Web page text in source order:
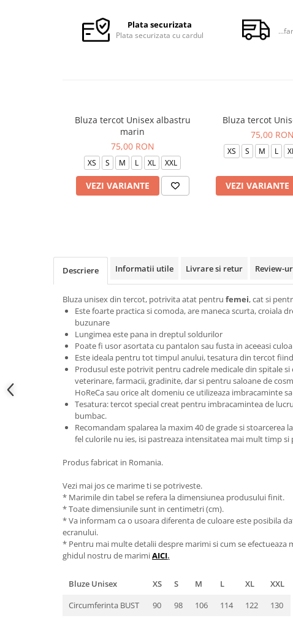
Tricouri de lucru
Facebook
Plata securizata
Plata securizata cu cardul
Bluza tercot Unisex albastru
marin
75,00 RON
XS S M L XL XXL
VEZI VARIANTE
Bluza tercot
75,00 RON
XS S M L
VEZI VARIANTE
Descriere Informatii utile Livrare si retur Review-
Bluza unisex din tercot, potrivita atat pentru femei, cat si
Este foarte practica si comoda, are maneca scurta, croiala
buzunare
Lungimea este pana in dreptul soldurilor
Poate fi usor asortata cu pantalon sau fusta in aceeasi
Este ideala pentru tot timpul anului, tesatura din tercot
Produsul este potrivit pentru cadrele medicale din spitale si
veterinare, farmacii, gradinite, dar si pentru saloane de
HoReCa sau orice alt domeniu ce utilizeaza imbracaminte
Tesatura: tercot special creat pentru imbracamintea de
bumbac.
Recomandam spalarea la maxim 40 de grade si stoarcerea
fel culorile nu ies, isi pastreaza intensitatea mai mult timp si
Produs fabricat in Romania.
Vezi mai jos ce marime ti se potriveste.
* Marimile din tabel se refera la dimensiunea produsului finit.
* Toate dimensiunile sunt in centimetri (cm).
* Va informam ca o usoara diferenta de culoare este posibila
ecranului.
* Pentru mai multe detalii despre marimi si cum se efectueaza
ghidul nostru de marimiAICI.
Bluze Unisex XS S M L XL
XXL
Circumferinta BUST
90 98 106 114 122
130